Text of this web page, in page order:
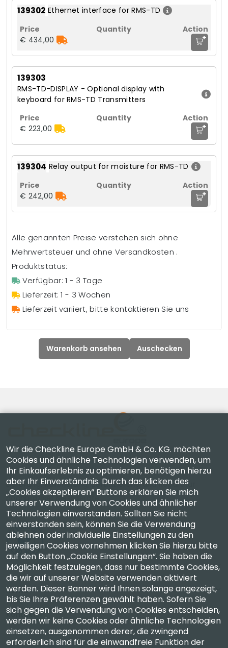
139302 Ethernet interface for RMS-TD
€ 434,00 +
139303
RMS-TD-DISPLAY - Optional display with
keyboard for RMS-TD Transmitters
€ 223,00 +
139304 Relay output for moisture for RMS-TD
€ 242,00 +
Alle genannten Preise verstehen sich ohne
Mehrwertsteuer und ohne Versandkosten .
Produktstatus:
Verfügbar: 1 - 3 Tage
Lieferzeit: 1 - 3 Wochen
Lieferzeit variiert, bitte kontaktieren Sie uns
Warenkorb ansehen Auschecken
Checkline Europe GmbH & Co. KG. — Spezialisten für
Lieferung, Kalibrierung, Zertifizierung und Reparatur
hochpräziser Messgeräte.
Unternehmen
Konto
Kontakt
Wir die Checkline Europe GmbH & Co. KG. möchten
Cookies und ähnliche Technologien verwenden, um
Ihr Einkaufserlebnis zu optimieren, benötigen hierzu
aber Ihr Einverständnis. Durch das klicken des
„Cookies akzeptieren“ Buttons erklären Sie mich
unserer Verwendung von Cookies und ähnlicher
Technologien einverstanden. Sollten Sie nicht
einverstanden sein, können Sie die Verwendung
ablehnen oder individuelle Einstellungen zu den
jeweiligen Cookies vornehmen klicken Sie hierzu bitte
auf den Button „Cookie Einstellungen“. Sie haben die
Möglichkeit festzulegen, dass nur bestimmte Cookies,
die wir auf unserer Website verwenden aktiviert
werden. Dieser Banner wird Ihnen solange angezeigt,
bis Sie Ihre Präferenzen gewählt haben. Sofern Sie
sich gegen die Verwendung von Cookies entscheiden,
werden wir keine Cookies oder ähnliche Technologien
einsetzen, ausgenommen derer, die zwingend
erforderlich sind für die einwandfreie Funktion der